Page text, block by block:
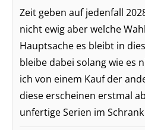
Zeit geben auf jedenfall
nicht ewig aber welche
Hauptsache es bleibt in
bleibe dabei solang wie es
ich von einem Kauf der
diese erscheinen erstmal
unfertige Serien im Schrank